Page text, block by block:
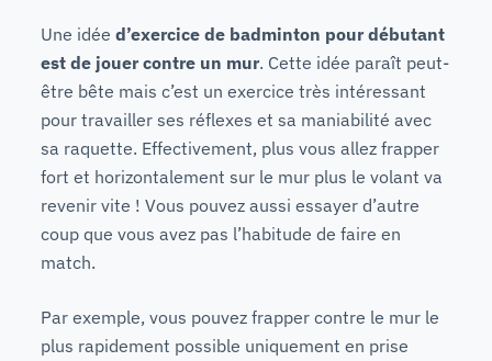
Une idée d’exercice de badminton pour débutant
est de jouer contre un mur. Cette idée paraît peut-
être bête mais c’est un exercice très intéressant
pour travailler ses réflexes et sa maniabilité avec
sa raquette. Effectivement, plus vous allez frapper
fort et horizontalement sur le mur plus le volant va
revenir vite ! Vous pouvez aussi essayer d’autre
coup que vous avez pas l’habitude de faire en
match.
Par exemple, vous pouvez frapper contre le mur le
plus rapidement possible uniquement en prise